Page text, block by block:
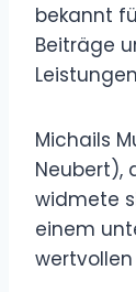
bekannt
Beiträge
Michails
Neubert),
widmete
einem